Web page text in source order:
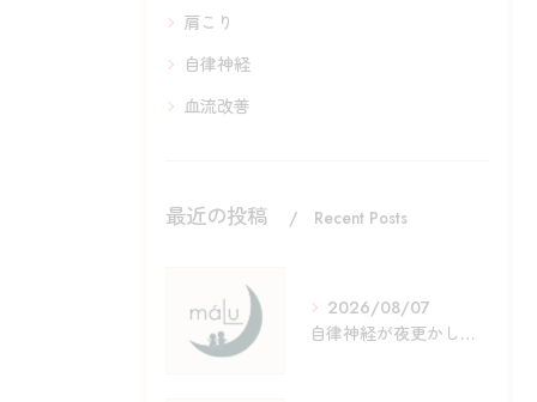
肩こり
自律神経
血流改善
最近の投稿 Recent Posts
2026/08/07
自律神経が夜更かしで乱れる理由と今夜からできる整え方ガイド